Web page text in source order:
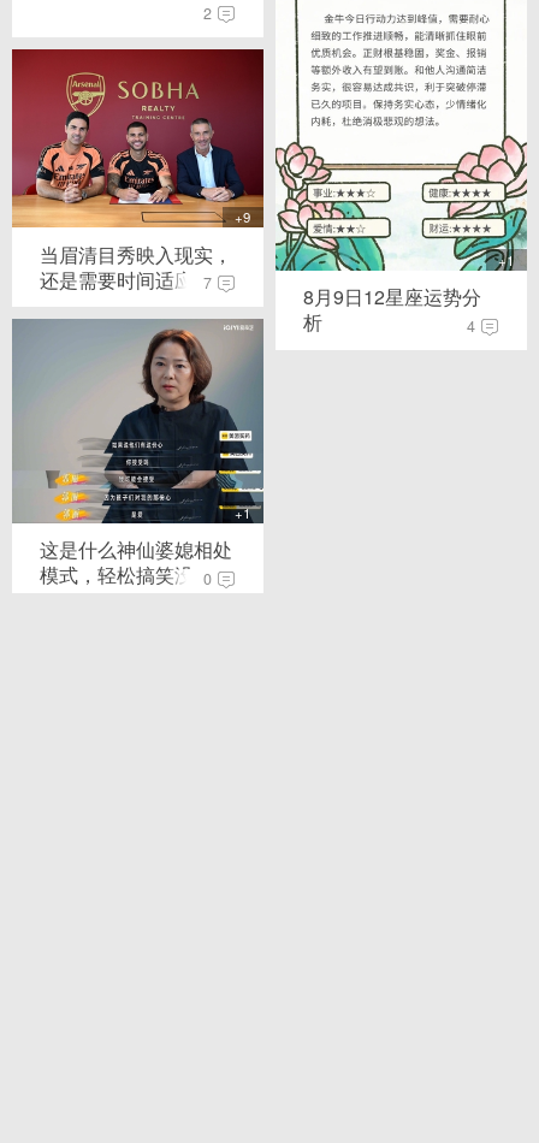
2
+9
当眉清目秀映入现实，
还是需要时间适应
7
+1
这是什么神仙婆媳相处
模式，轻松搞笑没...0
+1
8月9日12星座运势分
析
4